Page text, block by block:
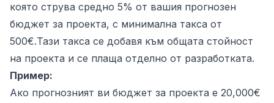
която струва средно 5% от вашия прогнозен
бюджет за проекта, с минимална такса от
500€.Тази такса се добавя към общата стойност
на проекта и се плаща отделно от разработката.
Пример:
Ако прогнозният ви бюджет за проекта е 20,000€